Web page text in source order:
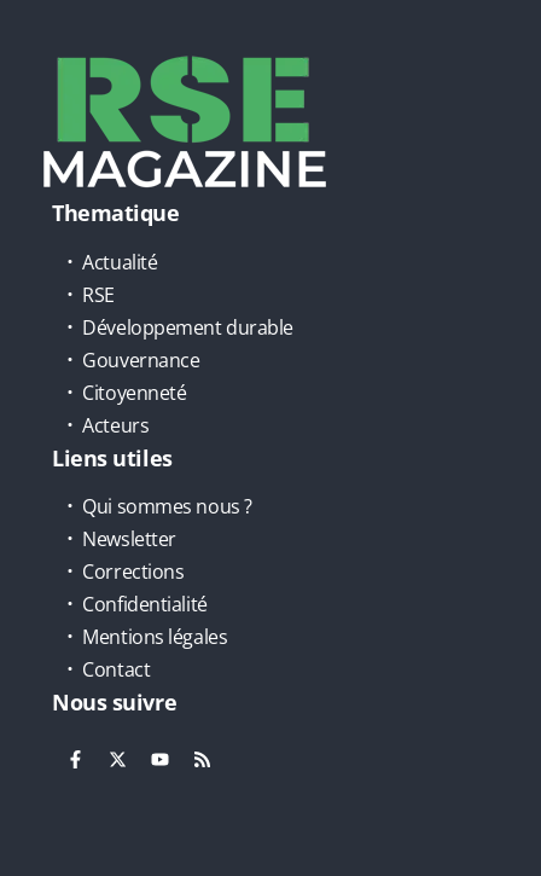
Thematique
Actualité
RSE
Développement durable
Gouvernance
Citoyenneté
Acteurs
Liens utiles
Qui sommes nous ?
Newsletter
Corrections
Confidentialité
Mentions légales
Contact
Nous suivre